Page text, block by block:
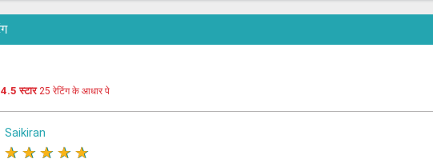
4.5 स्टार25 रेटिंग के आधार पे
Saikiran
★ ★ ★ ★ ★